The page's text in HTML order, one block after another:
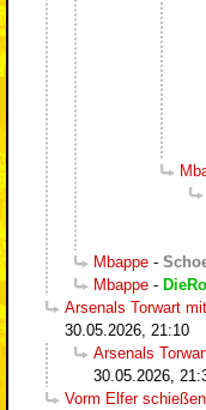
Mbappe -
Mbappe -
Arsenals Torwart
30.05.2026, 21:10
Arsenals
30.05.2026,
Vorm Elfer schießen